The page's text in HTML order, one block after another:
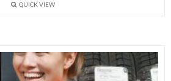
QUICK VIEW